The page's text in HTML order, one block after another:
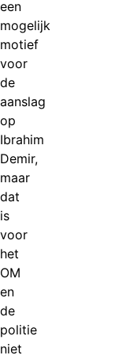
een
mogelijk
motief
voor
de
aanslag
op
Ibrahim
Demir,
maar
dat
is
voor
het
OM
en
de
politie
niet